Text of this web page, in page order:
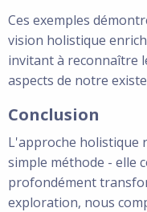
Ces exemples
vision holistique
invitant à reconnaître
aspects de notre
Conclusion
L'approche holistique
simple méthode - elle
profondément
exploration, nous